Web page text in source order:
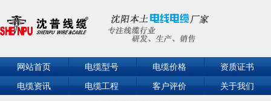
网站首页 电缆型号 电缆价格
资质证书
电缆资讯
电缆工程 客户评价
关于我们